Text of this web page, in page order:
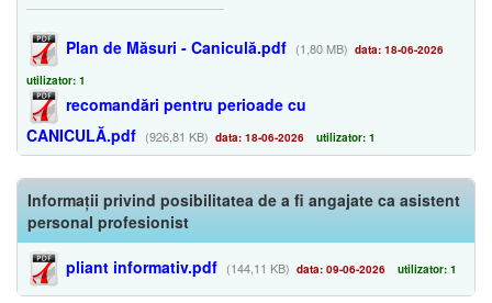
Plan de Măsuri - Caniculă.pdf (1,80 MB) data: 18-06-2026
utilizator: 1
recomandări pentru perioade cu
CANICULĂ.pdf (926,81 KB) data: 18-06-2026 utilizator: 1
Informații privind posibilitatea de a fi angajate ca asistent
personal profesionist
pliant informativ.pdf (144,11 KB) data: 09-06-2026 utilizator: 1